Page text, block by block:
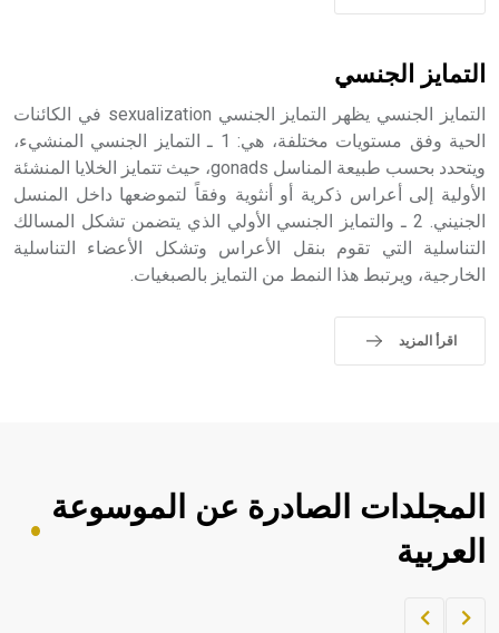
التمايز الجنسي
التمايز الجنسي يظهر التمايز الجنسي sexualization في الكائنات
الحية وفق مستويات مختلفة، هي: 1 ـ التمايز الجنسي المنشيء،
ويتحدد بحسب طبيعة المناسل gonads، حيث تتمايز الخلايا المنشئة
الأولية إلى أعراس ذكرية أو أنثوية وفقاً لتموضعها داخل المنسل
الجنيني. 2 ـ والتمايز الجنسي الأولي الذي يتضمن تشكل المسالك
التناسلية التي تقوم بنقل الأعراس وتشكل الأعضاء التناسلية
الخارجية، ويرتبط هذا النمط من التمايز بالصبغيات.
اقرأ المزيد
المجلدات الصادرة عن الموسوعة
العربية